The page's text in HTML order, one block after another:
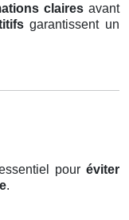
claires avant
garantissent un
pouréviter
.